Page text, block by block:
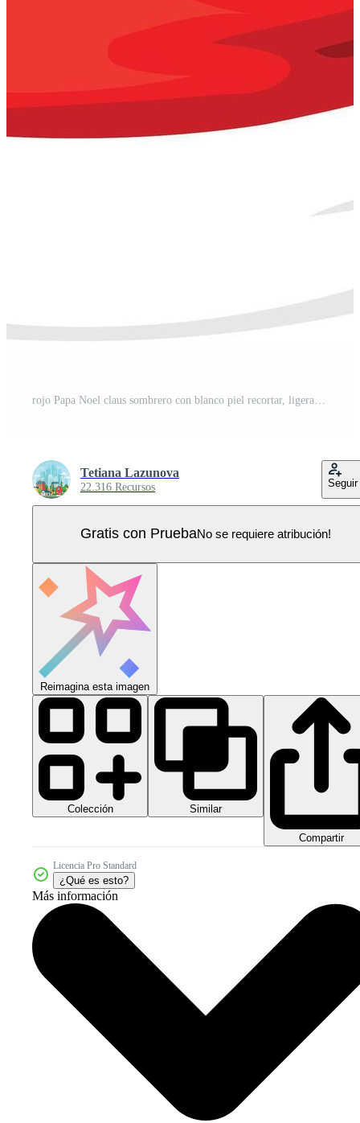
Tetiana Lazunova
22.316 Recursos Seguir
Gratis con PruebaNo se requiere atribución!
Reimagina esta imagen
Colección Similar
Compartir
Licencia Pro Standard
¿Qué es esto?
Más información